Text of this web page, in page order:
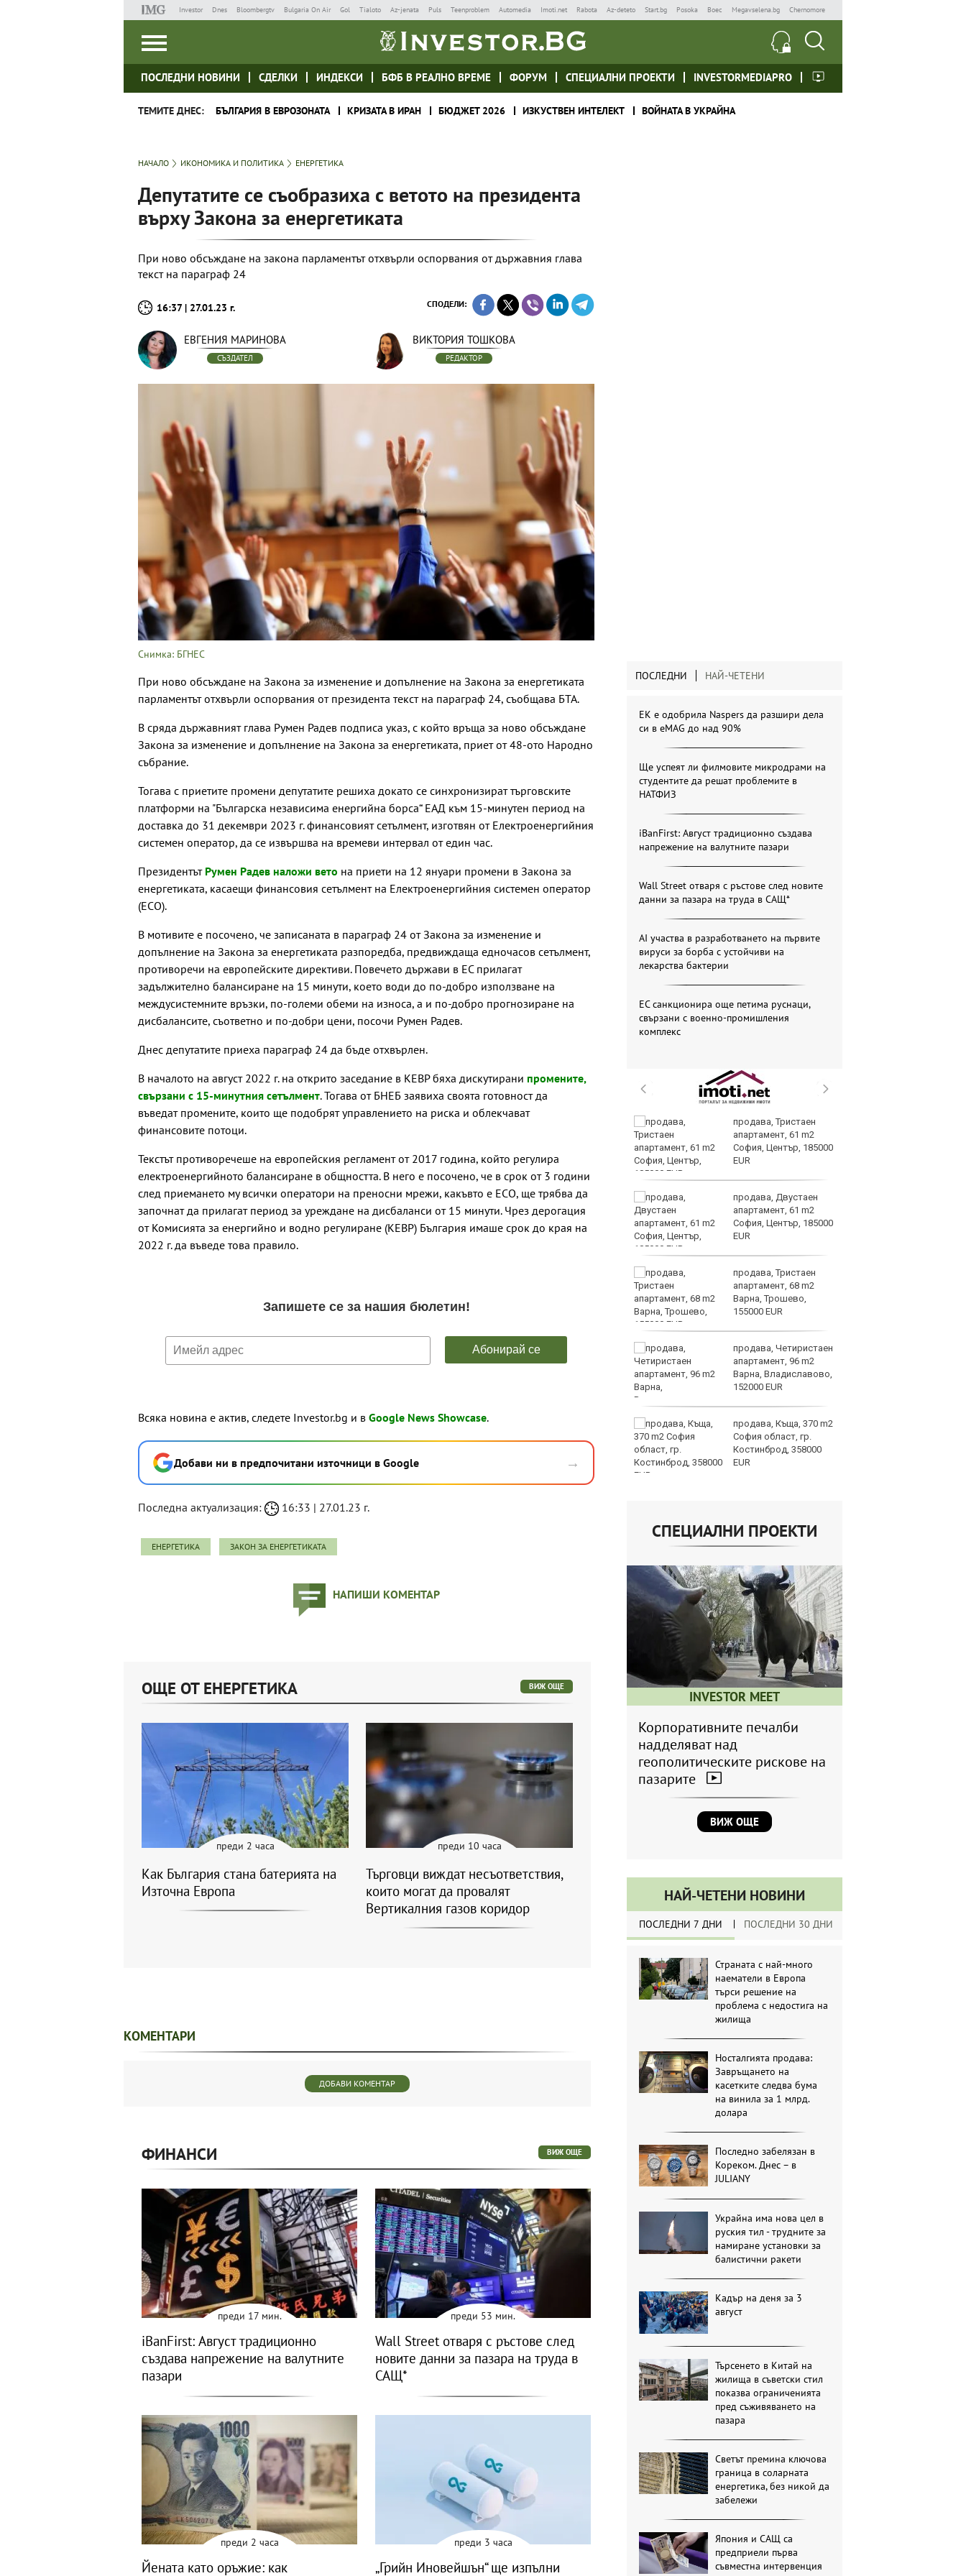
Investor Dnes Bloombergtv Bulgaria On Air Gol Tialoto Az-jenata Puls Teenproblem Automedia Imoti.net Rabota Az-deteto Start.bg Posoka Boec Megavselena.bg Chernomore
ПОСЛЕДНИ НОВИНИ СДЕЛКИ ИНДЕКСИ БФБ В РЕАЛНО ВРЕМЕ ФОРУМ СПЕЦИАЛНИ ПРОЕКТИ INVESTORMEDIAPRO
ТЕМИТЕ ДНЕС: БЪЛГАРИЯ В ЕВРОЗОНАТА КРИЗАТА В ИРАН БЮДЖЕТ 2026 ИЗКУСТВЕН ИНТЕЛЕКТ ВОЙНАТА В УКРАЙНА
НАЧАЛО ИКОНОМИКА И ПОЛИТИКА ЕНЕРГЕТИКА
Депутатите се съобразиха с ветото на президента
върху Закона за енергетиката
При ново обсъждане на закона парламентът отхвърли оспорвания от държавния глава
текст на параграф 24
16:37 | 27.01.23 г. СПОДЕЛИ:
ЕВГЕНИЯ МАРИНОВА
СЪЗДАТЕЛ
ВИКТОРИЯ ТОШКОВА
РЕДАКТОР
Снимка: БГНЕС
При ново обсъждане на Закона за изменение и допълнение на Закона за енергетиката
парламентът отхвърли оспорвания от президента текст на параграф 24, съобщава БТА.
В сряда държавният глава Румен Радев подписа указ, с който връща за ново обсъждане
Закона за изменение и допълнение на Закона за енергетиката, приет от 48-ото Народно
събрание.
Тогава с приетите промени депутатите решиха докато се синхронизират търговските
платформи на "Българска независима енергийна борса“ ЕАД към 15-минутен период на
доставка до 31 декември 2023 г. финансовият сетълмент, изготвян от Електроенергийния
системен оператор, да се извършва на времеви интервал от един час.
Президентът Румен Радев наложи вето на приети на 12 януари промени в Закона за
енергетиката, касаещи финансовия сетълмент на Електроенергийния системен оператор
(ЕСО).
В мотивите е посочено, че записаната в параграф 24 от Закона за изменение и
допълнение на Закона за енергетиката разпоредба, предвиждаща едночасов сетълмент,
противоречи на европейските директиви. Повечето държави в ЕС прилагат
задължително балансиране на 15 минути, което води до по-добро използване на
междусистемните връзки, по-големи обеми на износа, а и по-добро прогнозиране на
дисбалансите, съответно и по-добри цени, посочи Румен Радев.
Днес депутатите приеха параграф 24 да бъде отхвърлен.
В началото на август 2022 г. на открито заседание в КЕВР бяха дискутирани промените,
свързани с 15-минутния сетълмент. Тогава от БНЕБ заявиха своята готовност да
въведат промените, които ще подобрят управлението на риска и облекчават
финансовите потоци.
Текстът противоречеше на европейския регламент от 2017 година, който регулира
електроенергийното балансиране в общността. В него е посочено, че в срок от 3 години
след приемането му всички оператори на преносни мрежи, какъвто е ЕСО, ще трябва да
започнат да прилагат период за уреждане на дисбаланси от 15 минути. Чрез дерогация
от Комисията за енергийно и водно регулиране (КЕВР) България имаше срок до края на
2022 г. да въведе това правило.
Всяка новина е актив, следете Investor.bg и в Google News Showcase.
Добави ни в предпочитани източници в Google →
Последна актуализация: 16:33 | 27.01.23 г.
ЕНЕРГЕТИКА ЗАКОН ЗА ЕНЕРГЕТИКАТА
НАПИШИ КОМЕНТАР
ПОСЛЕДНИ НАЙ-ЧЕТЕНИ
ЕК е одобрила Naspers да разшири дела
си в eMAG до над 90%
Ще успеят ли филмовите микродрами на
студентите да решат проблемите в
НАТФИЗ
iBanFirst: Август традиционно създава
напрежение на валутните пазари
Wall Street отваря с ръстове след новите
данни за пазара на труда в САЩ*
AI участва в разработването на първите
вируси за борба с устойчиви на
лекарства бактерии
ЕС санкционира още петима руснаци,
свързани с военно-промишления
комплекс
40 пияни и дрогирани
шофьори спипа КАТ за
БАБХ и ДАНС иззеха
115 кг и 527 литра
заложа на всичко!
продава, Тристаен
апартамент, 61 m2
София, Център, 185000
EUR
продава, Двустаен
апартамент, 61 m2
София, Център, 185000
EUR
продава, Тристаен
апартамент, 68 m2
Варна, Трошево,
155000 EUR
продава, Четиристаен
апартамент, 96 m2
Варна, Владиславово,
152000 EUR
продава, Къща, 370 m2
София област, гр.
Костинброд, 358000
EUR
СПЕЦИАЛНИ ПРОЕКТИ
INVESTOR MEET
Корпоративните печалби
надделяват над
геополитическите рискове на
пазарите
ВИЖ ОЩЕ
НАЙ-ЧЕТЕНИ НОВИНИ
ПОСЛЕДНИ 7 ДНИ ПОСЛЕДНИ 30 ДНИ
Страната с най-много
наематели в Европа
търси решение на
проблема с недостига на
жилища
Носталгията продава:
Завръщането на
касетките следва бума
на винила за 1 млрд.
долара
Последно забелязан в
Кореком. Днес – в
JULIANY
Украйна има нова цел в
руския тил - трудните за
намиране установки за
балистични ракети
Кадър на деня за 3
август
Търсенето в Китай на
жилища в съветски стил
показва ограниченията
пред съживяването на
пазара
Светът премина ключова
граница в соларната
енергетика, без никой да
забележи
Япония и САЩ са
предприели първа
съвместна интервенция
ОЩЕ ОТ ЕНЕРГЕТИКА ВИЖ ОЩЕ
преди 2 часа
Как България стана батерията на
Източна Европа
преди 10 часа
Търговци виждат несъответствия,
които могат да провалят
Вертикалния газов коридор
КОМЕНТАРИ
ДОБАВИ КОМЕНТАР
ФИНАНСИ ВИЖ ОЩЕ
преди 17 мин.
iBanFirst: Август традиционно
създава напрежение на валутните
пазари
преди 53 мин.
Wall Street отваря с ръстове след
новите данни за пазара на труда в
САЩ*
преди 2 часа
Йената като оръжие: как
преди 3 часа
„Грийн Иновейшън“ ще изпълни